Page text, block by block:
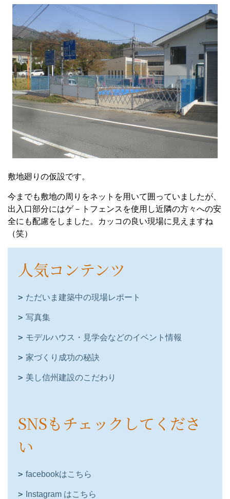
敷地廻りの仮設です。
今までも敷地の周りをネットを用いて囲っていましたが、
出入口部分にはゲ－トフェンスを使用し近隣の方々への安
全にも配慮をしました。カッコの良い現場に見えますね
（笑）
人気コンテンツ
ただいま建築中の現場レポート
写真集
モデルハウス・見学会などのイベント情報
家づくり成功の秘訣
美し信州建設のこだわり
SNSもチェックしてくださ
い
facebookはこちら
Instagram はこちら